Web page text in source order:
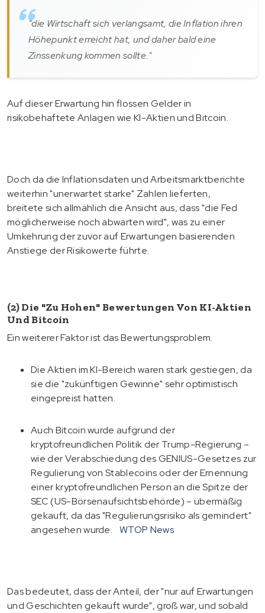
"die Wirtschaft sich verlangsamt, die Inflation ihren
Höhepunkt erreicht hat, und daher bald eine
Zinssenkung kommen sollte."
Auf dieser Erwartung hin flossen Gelder in
risikobehaftete Anlagen wie KI-Aktien und Bitcoin.
Doch da die Inflationsdaten und Arbeitsmarktberichte
weiterhin "unerwartet starke" Zahlen lieferten,
breitete sich allmählich die Ansicht aus, dass "die Fed
möglicherweise noch abwarten wird", was zu einer
Umkehrung der zuvor auf Erwartungen basierenden
Anstiege der Risikowerte führte.
(2) Die "zu Hohen" Bewertungen Von KI-Aktien
Und Bitcoin
Ein weiterer Faktor ist das Bewertungsproblem.
Die Aktien im KI-Bereich waren stark gestiegen, da
sie die "zukünftigen Gewinne" sehr optimistisch
eingepreist hatten.
Auch Bitcoin wurde aufgrund der
kryptofreundlichen Politik der Trump-Regierung –
wie der Verabschiedung des GENIUS-Gesetzes zur
Regulierung von Stablecoins oder der Ernennung
einer kryptofreundlichen Person an die Spitze der
SEC (US-Börsenaufsichtsbehörde) – übermäßig
gekauft, da das "Regulierungsrisiko als gemindert"
angesehen wurde.
WTOP News
Das bedeutet, dass der Anteil, der "nur auf Erwartungen
und Geschichten gekauft wurde", groß war, und sobald